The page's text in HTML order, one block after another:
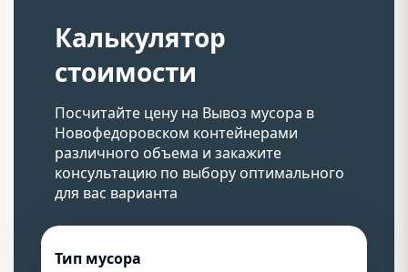
Калькулятор
стоимости
Посчитайте цену на Вывоз мусора в
Новофедоровском контейнерами
различного объема и закажите
консультацию по выбору оптимального
для вас варианта
Тип мусора